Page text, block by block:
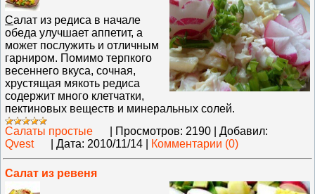
Салат из редиса в начале
обеда улучшает аппетит, а
может послужить и отличным
гарниром. Помимо терпкого
весеннего вкуса, сочная,
хрустящая мякоть редиса
содержит много клетчатки,
пектиновых веществ и минеральных солей.
Салаты простые
Просмотров: 2190
Добавил:
Qvest
Дата: 2010/11/14 Комментарии (0)
Салат из ревеня